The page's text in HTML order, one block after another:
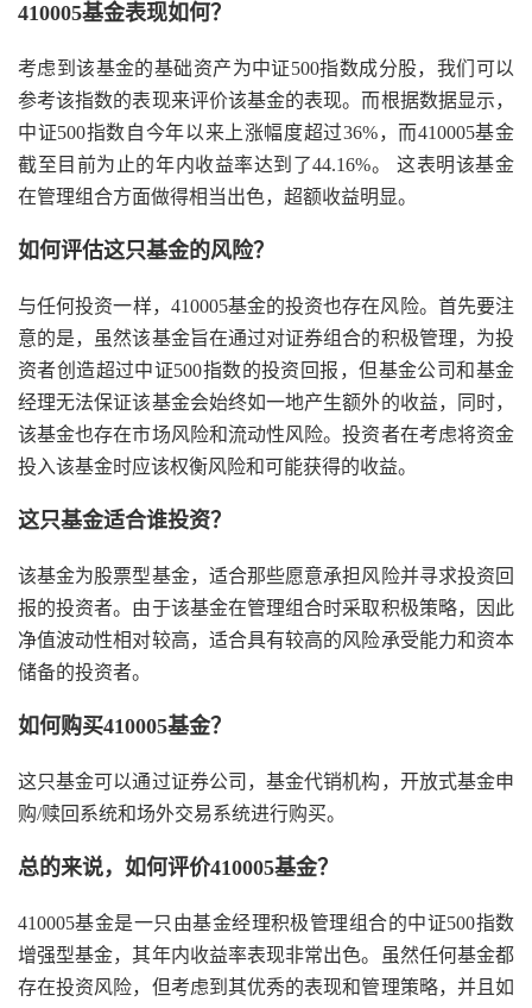
410005基金表现如何？
考虑到该基金的基础资产为中证500指数成分股，我们可以
参考该指数的表现来评价该基金的表现。而根据数据显示，
中证500指数自今年以来上涨幅度超过36%，而410005基金
截至目前为止的年内收益率达到了44.16%。 这表明该基金
在管理组合方面做得相当出色，超额收益明显。
如何评估这只基金的风险？
与任何投资一样，410005基金的投资也存在风险。首先要注
意的是，虽然该基金旨在通过对证券组合的积极管理，为投
资者创造超过中证500指数的投资回报，但基金公司和基金
经理无法保证该基金会始终如一地产生额外的收益，同时，
该基金也存在市场风险和流动性风险。投资者在考虑将资金
投入该基金时应该权衡风险和可能获得的收益。
这只基金适合谁投资？
该基金为股票型基金，适合那些愿意承担风险并寻求投资回
报的投资者。由于该基金在管理组合时采取积极策略，因此
净值波动性相对较高，适合具有较高的风险承受能力和资本
储备的投资者。
如何购买410005基金？
这只基金可以通过证券公司，基金代销机构，开放式基金申
购/赎回系统和场外交易系统进行购买。
总的来说，如何评价410005基金？
410005基金是一只由基金经理积极管理组合的中证500指数
增强型基金，其年内收益率表现非常出色。虽然任何基金都
存在投资风险，但考虑到其优秀的表现和管理策略，并且如